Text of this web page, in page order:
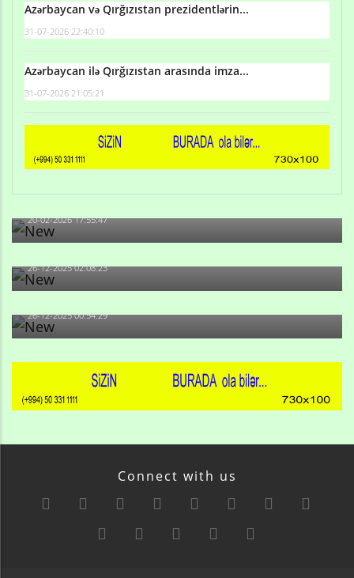
Azərbaycan və Qırğızıstan prezidentlərin...
31-07-2026 22:40:10
Azərbaycan ilə Qırğızıstan arasında imza...
31-07-2026 21:05:21
Qulu Məhərrəmli: Sosial şəbəkələrdə söyüş niyə artıb?
20-02-2026 17:55:47
Məni bura NAZİR GÖNDƏRİB - 1937-ci ildən fəaliyyətdə
olan və...
26-12-2025 02:08:23
-Ay qız, sən məhkəməni udmayacaqsan... Sən bilirsən
də, məni...
26-12-2025 00:54:29
Connect with us